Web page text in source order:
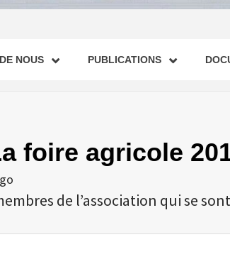
NOUS PUBLICATIONS
foire agricole
de l’association qui se